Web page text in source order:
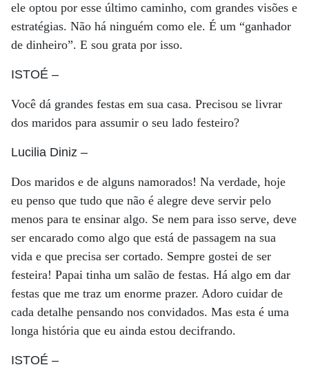
ele optou por esse último caminho, com grandes visões e
estratégias. Não há ninguém como ele. É um “ganhador
de dinheiro”. E sou grata por isso.
ISTOÉ –
Você dá grandes festas em sua casa. Precisou se livrar
dos maridos para assumir o seu lado festeiro?
Lucilia Diniz –
Dos maridos e de alguns namorados! Na verdade, hoje
eu penso que tudo que não é alegre deve servir pelo
menos para te ensinar algo. Se nem para isso serve, deve
ser encarado como algo que está de passagem na sua
vida e que precisa ser cortado. Sempre gostei de ser
festeira! Papai tinha um salão de festas. Há algo em dar
festas que me traz um enorme prazer. Adoro cuidar de
cada detalhe pensando nos convidados. Mas esta é uma
longa história que eu ainda estou decifrando.
ISTOÉ –